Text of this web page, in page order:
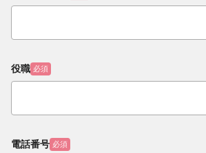
役職 必須
電話番号 必須